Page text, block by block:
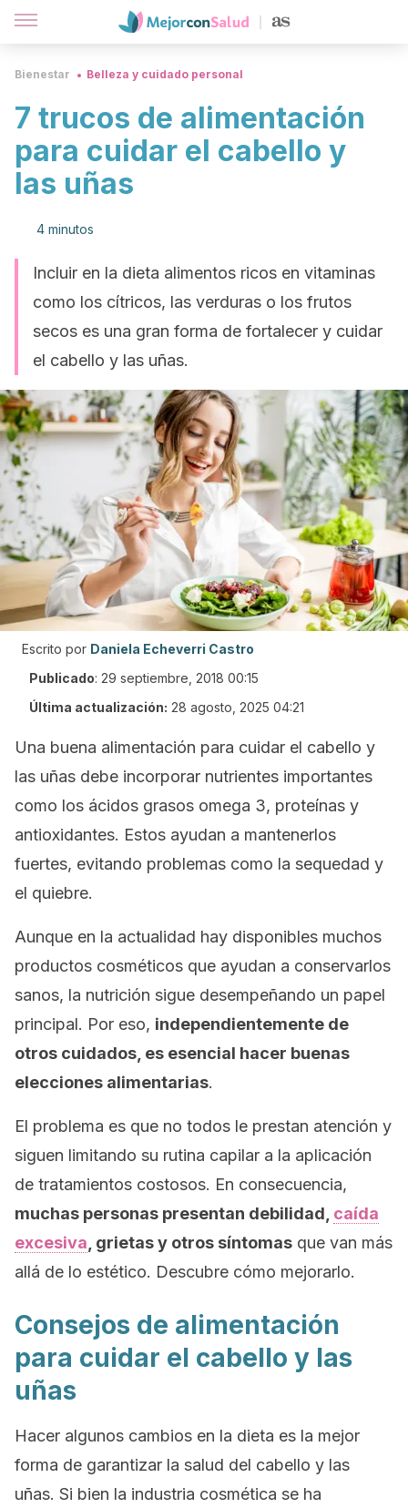
Bienestar Belleza y cuidado personal
7 trucos de alimentación
para cuidar el cabello y
las uñas
4 minutos
Incluir en la dieta alimentos ricos en vitaminas
como los cítricos, las verduras o los frutos
secos es una gran forma de fortalecer y cuidar
el cabello y las uñas.
Escrito por Daniela Echeverri Castro
Publicado: 29 septiembre, 2018 00:15
Última actualización: 28 agosto, 2025 04:21
Una buena alimentación para cuidar el cabello y
las uñas debe incorporar nutrientes importantes
como los ácidos grasos omega 3, proteínas y
antioxidantes. Estos ayudan a mantenerlos
fuertes, evitando problemas como la sequedad y
el quiebre.
Aunque en la actualidad hay disponibles muchos
productos cosméticos que ayudan a conservarlos
sanos, la nutrición sigue desempeñando un papel
principal. Por eso, independientemente de
otros cuidados, es esencial hacer buenas
elecciones alimentarias.
El problema es que no todos le prestan atención y
siguen limitando su rutina capilar a la aplicación
de tratamientos costosos. En consecuencia,
muchas personas presentan debilidad, caída
excesiva , grietas y otros síntomas que van más
allá de lo estético. Descubre cómo mejorarlo.
Consejos de alimentación
para cuidar el cabello y las
uñas
Hacer algunos cambios en la dieta es la mejor
forma de garantizar la salud del cabello y las
uñas. Si bien la industria cosmética se ha